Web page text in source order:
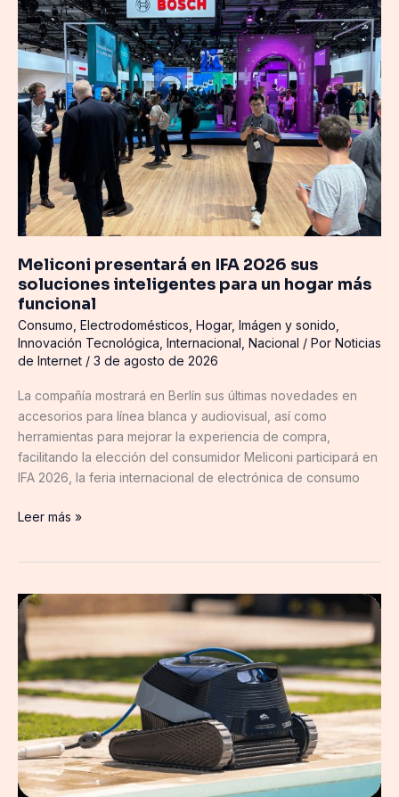
Meliconi presentará en IFA 2026 sus
soluciones inteligentes para un hogar más
funcional
Consumo Electrodomésticos Hogar, Imágen y sonido
Innovación Tecnológica Internacional Nacional / Por Noticias
de Internet / 3 de agosto de 2026
La compañía mostrará en Berlín sus últimas novedades en
accesorios para línea blanca y audiovisual, así como
herramientas para mejorar la experiencia de compra,
facilitando la elección del consumidor Meliconi participará en
IFA 2026, la feria internacional de electrónica de consumo
IFA
2026
sus
soluciones
inteligentes
para
un
hogar
más
funcional
Leer más »
Maytronics
presenta
el
robot
de
piscina
con
cable
que
gestiona